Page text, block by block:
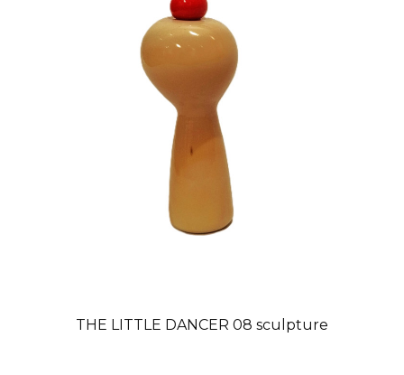
THE LITTLE DANCER 08 sculpture